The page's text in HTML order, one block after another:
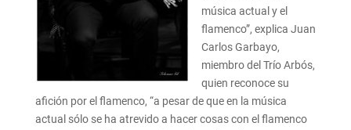
música actual y el
flamenco”, explica Juan
Carlos Garbayo,
miembro del Trío Arbós,
quien reconoce su
afición por el flamenco, “a pesar de que en la música
actual sólo se ha atrevido a hacer cosas con el flamenco